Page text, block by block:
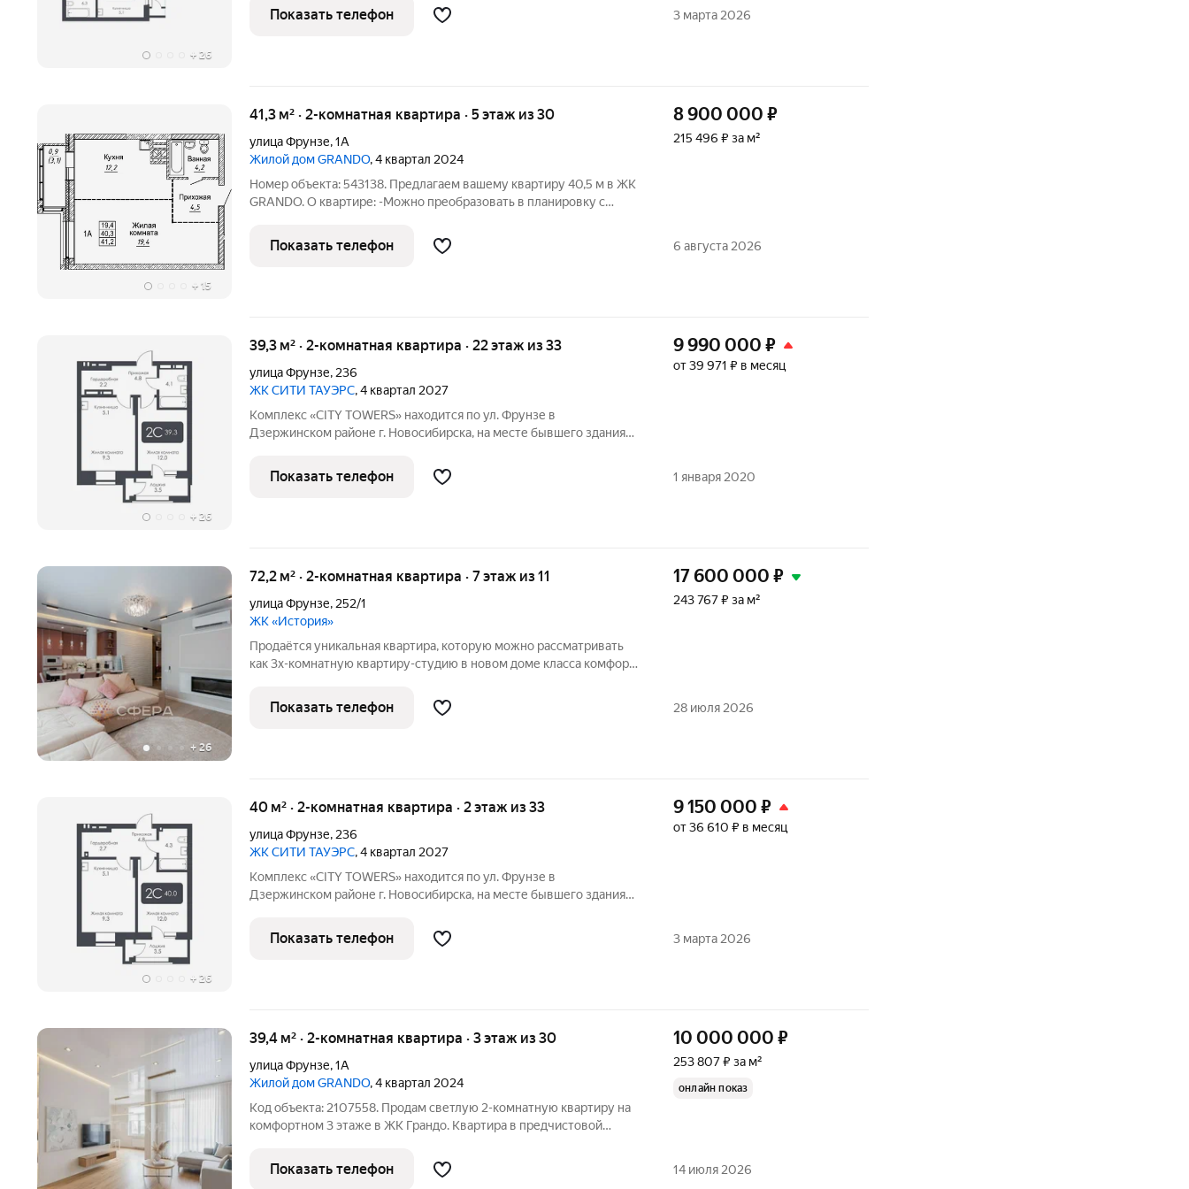
+ 26
представляет замкнутую постройку из трех башен. Две башни 30
этажей и одна 25-этажная
Показать телефон 3 марта 2026
+ 15
41,3 м² · 2-комнатная квартира · 5 этаж из 30
улица Фрунзе,1А
Жилой дом GRANDO, 4 квартал 2024
Номер объекта: 543138. Предлагаем вашему квартиру 40,5 м в ЖК
GRANDO. О квартире: -Можно преобразовать в планировку с
гардеробной (пример могу показать на три этажа выше). -Высота
потолков 2,87 м.
8 900 000 ₽
215 496 ₽ за м²
Показать телефон 6 августа 2026
+ 26
39,3 м² · 2-комнатная квартира · 22 этаж из 33
улица Фрунзе, 236
ЖК CИТИ ТАУЭРС, 4 квартал 2027
Комплекс «CITY TOWERS» находится по ул. Фрунзе в
Дзержинском районе г. Новосибирска, на месте бывшего здания
представляет замкнутую постройку из трех башен. Две башни 30
этажей и одна 25-этажная
9 990 000 ₽
от 39 971 ₽ в месяц
Показать телефон 1 января 2020
+ 26
72,2 м² · 2-комнатная квартира · 7 этаж из 11
улица Фрунзе, 252/1
ЖК «История»
Продаётся уникальная квартира, которую можно рассматривать
как 3x-комнатную квартиру-студию в новом доме класса комфорт
проекту с использованием качественных материалов
европейских
17 600 000 ₽
243 767 ₽ за м²
Показать телефон 28 июля 2026
+ 26
40 м² · 2-комнатная квартира · 2 этаж из 33
улица Фрунзе, 236
ЖК CИТИ ТАУЭРС, 4 квартал 2027
Комплекс «CITY TOWERS» находится по ул. Фрунзе в
Дзержинском районе г. Новосибирска, на месте бывшего здания
представляет замкнутую постройку из трех башен. Две башни 30
этажей и одна 25-этажная
9 150 000 ₽
от 36 610 ₽ в месяц
Показать телефон 3 марта 2026
39,4 м² · 2-комнатная квартира · 3 этаж из 30
улица Фрунзе,1А
Жилой дом GRANDO, 4 квартал 2024
Код объекта: 2107558. Продам светлую 2-комнатную квартиру на
комфортном 3 этаже в ЖК Грандо. Квартира в предчистовой
новому владельцу обустроить пространство под свой вкус и
стиль. Дом
10 000 000 ₽
253 807 ₽ за м²
онлайн показ
Показать телефон 14 июля 2026